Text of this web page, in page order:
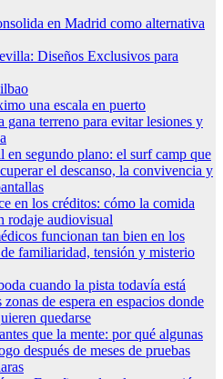
en Madrid como alternativa
Diseños Exclusivos para
una escala en puerto
terreno para evitar lesiones y
en segundo plano: el surf camp que
el descanso, la convivencia y
en los créditos: cómo la comida
rodaje audiovisual
funcionan tan bien en los
familiaridad, tensión y misterio
cuando la pista todavía está
de espera en espacios donde
quedarse
que la mente: por qué algunas
después de meses de pruebas